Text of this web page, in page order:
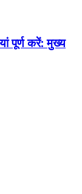
पूर्ण करें: मुख्य